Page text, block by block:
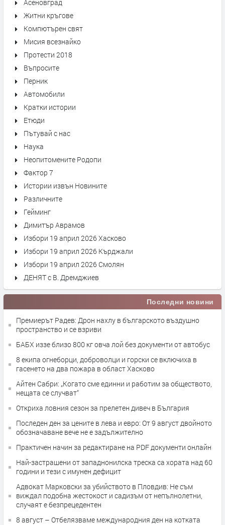
Асеновград
Житни кръгове
Компютърен свят
Мисия всезнайко
Протести 2018
Въпросите
Перник
Автомобили
Кратки истории
Етюди
Пътувай с нас
Наука
Неопитомените Родопи
Фактор 7
Истории извън Новините
Различните
Гейминг
Димитър Аврамов
Избори 19 април 2026 Хасково
Избори 19 април 2026 Кърджали
Избори 19 април 2026 Смолян
ДЕНЯТ с В. Дремджиев
Последни новини
Премиерът Радев: Дрон нахлу в българското въздушно
пространство и се взриви
БАБХ иззе близо 800 кг овча лой без документи от автобус
8 екипа огнеборци, доброволци и горски се включиха в
гасенето на два пожара в област Хасково
Айтен Сабри: „Когато сме единни и работим за обществото,
нещата се случват“
Откриха ловния сезон за прелетен дивеч в България
Последен ден за цените в лева и евро: От 9 август двойното
обозначаване вече не е задължително
Практичен начин за редактиране на PDF документи онлайн
Най-застрашени от западнонилска треска са хората над 60
години и тези с имунен дефицит
Адвокат Марковски за убийството в Пловдив: Не съм
виждал подобна жестокост и садизъм от непълнолетни,
случаят е безпрецедентен
8 август – Отбелязваме международния ден на котката